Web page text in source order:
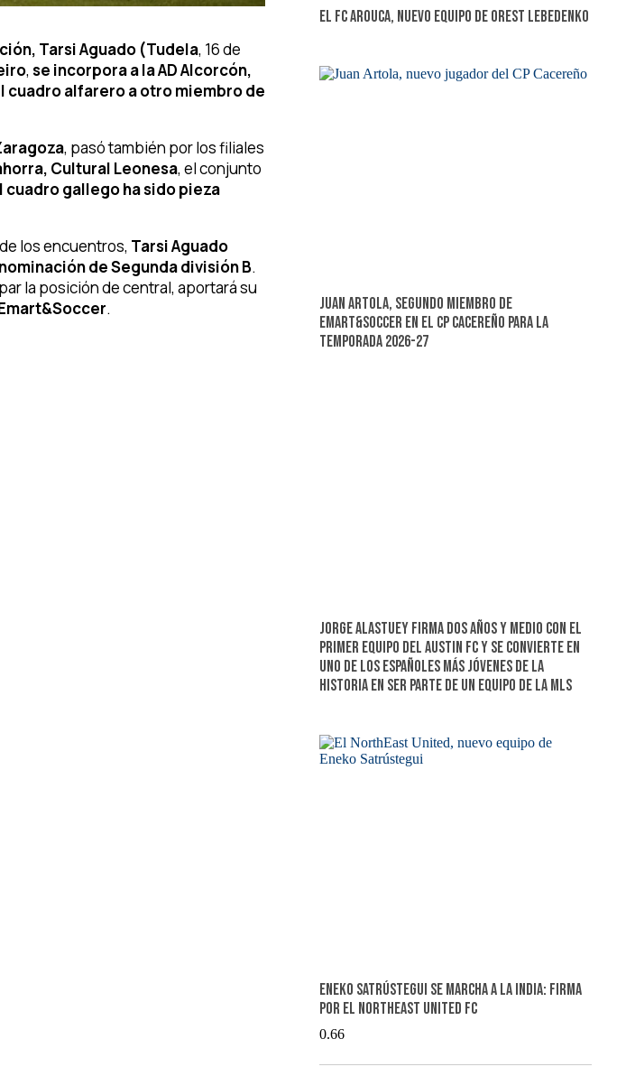
Tarsi Aguado (Tudela, 16 de
, se incorpora a la AD Alcorcón,
cuadro alfarero a otro miembro de
, pasó también por los filiales
Cultural Leonesa, el conjunto
cuadro gallego ha sido pieza
los encuentros, Tarsi Aguado
de Segunda división B.
la posición de central, aportará su
.
El FC Arouca, nuevo equipo de Orest Lebedenko
Juan Artola, segundo miembro de
Emart&Soccer en el CP Cacereño para la
temporada 2026-27
Jorge Alastuey firma dos años y medio con el
primer equipo del Austin FC y se convierte en
uno de los españoles más jóvenes de la
historia en ser parte de un equipo de la MLS
Eneko Satrústegui se marcha a la India: firma
por el NorthEast United FC